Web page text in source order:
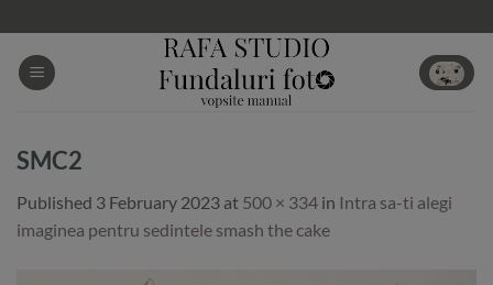
to
content
SMC2
Published 3 February 2023 at 500 × 334 in Intra sa-ti alegi
imaginea pentru sedintele smash the cake